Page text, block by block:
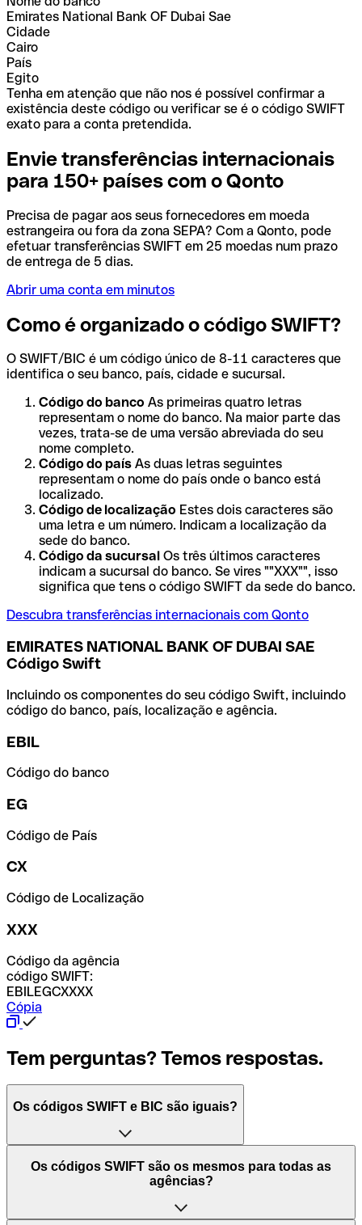
Emirates National Bank OF Dubai Sae
Cidade
Cairo
País
Egito
Tenha em atenção que não nos é possível confirmar a
existência deste código ou verificar se é o código SWIFT
exato para a conta pretendida.
Envie transferências internacionais
para 150+ países com o Qonto
Precisa de pagar aos seus fornecedores em moeda
estrangeira ou fora da zona SEPA? Com a Qonto, pode
efetuar transferências SWIFT em 25 moedas num prazo
de entrega de 5 dias.
Abrir uma conta em minutos
Como é organizado o código SWIFT?
O SWIFT/BIC é um código único de 8-11 caracteres que
identifica o seu banco, país, cidade e sucursal.
Código do banco As primeiras quatro letras
representam o nome do banco. Na maior parte das
vezes, trata-se de uma versão abreviada do seu
nome completo.
Código do país As duas letras seguintes
representam o nome do país onde o banco está
localizado.
Código de localização Estes dois caracteres são
uma letra e um número. Indicam a localização da
sede do banco.
Código da sucursal Os três últimos caracteres
indicam a sucursal do banco. Se vires ""XXX"", isso
significa que tens o código SWIFT da sede do banco.
Descubra transferências internacionais com Qonto
EMIRATES NATIONAL BANK OF DUBAI SAE
Código Swift
Incluindo os componentes do seu código Swift, incluindo
código do banco, país, localização e agência.
EBIL
Código do banco
EG
Código de País
CX
Código de Localização
XXX
Código da agência
código SWIFT:
EBILEGCXXXX
Cópia
Tem perguntas? Temos respostas.
Os códigos SWIFT e BIC são iguais?
O acrónimo SWIFT significa "Society for Worldwide
Interbank Financial Telecommunication (Sociedade para
Mundiais)". Trata-se de uma rede mundial onde se
Os códigos SWIFT são os mesmos para todas as
agências?